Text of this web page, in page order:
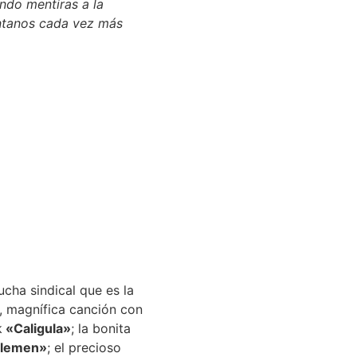
mentiras a la
cada vez más
sindical que es la
magnífica canción con
«Caligula»; la bonita
; el precioso